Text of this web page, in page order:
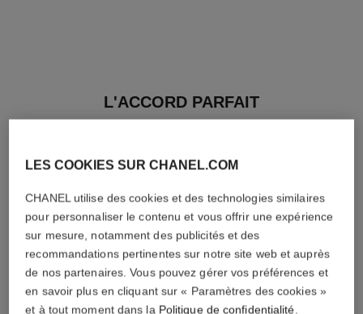
L'ACCORD PARFAIT
LES COOKIES SUR CHANEL.COM
CHANEL utilise des cookies et des technologies similaires
pour personnaliser le contenu et vous offrir une expérience
sur mesure, notamment des publicités et des
recommandations pertinentes sur notre site web et auprès
de nos partenaires. Vous pouvez gérer vos préférences et
en savoir plus en cliquant sur « Paramètres des cookies »
et à tout moment dans la Politique de confidentialité